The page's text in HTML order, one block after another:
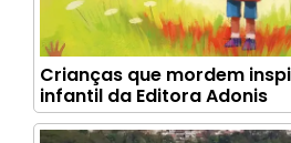
Crianças que mordem
infantil da Editora Adonis